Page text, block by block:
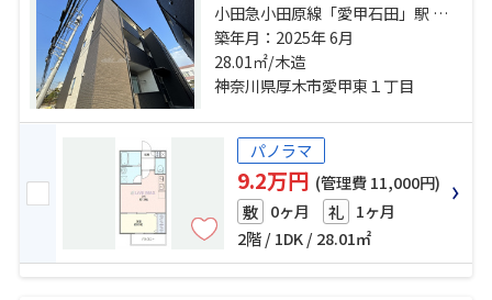
小田急小田原線「愛甲石田」駅 徒
歩7分 小田急小田原線「本厚木」
駅 バス10分 船子 停歩16分 小田急
小田原線「伊勢原」駅 バス25分 片
築年月：2025年 6月
28.01㎡/木造
神奈川県厚木市愛甲東１丁目
パノラマ
9.2万円 (管理費 11,000円)
敷 0ヶ月 礼 1ヶ月
2階 / 1DK / 28.01㎡